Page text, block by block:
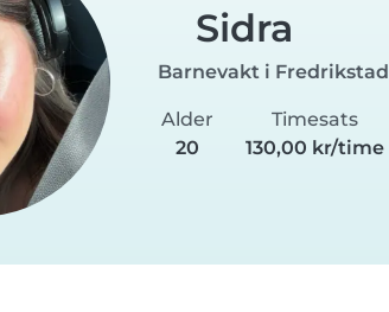
Sidra
Barnevakt i Fredrikstad
Alder
20
Timesats
130,00 kr/time